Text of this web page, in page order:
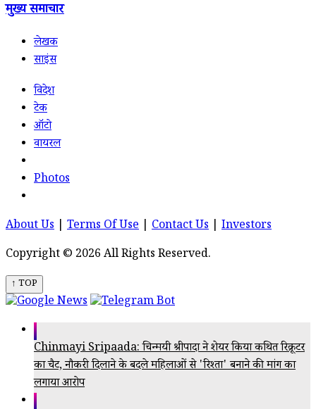
मुख्य समाचार
लेखक
साइंस
विदेश
टेक
ऑटो
वायरल
Photos
About Us Terms Of Use Contact Us
Investors
Copyright © 2026 All Rights Reserved.
↑ TOP
Chinmayi Sripaada: चिन्मयी श्रीपादा ने शेयर किया कथित रिक्रूटर
का चैट, नौकरी दिलाने के बदले महिलाओं से 'रिश्ता' बनाने की मांग का
लगाया आरोप